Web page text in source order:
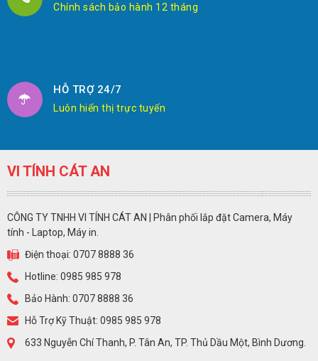
Chính sách bảo hành 12 tháng
HỖ TRỢ 24/7
Luôn hiển thị trực tuyến
VI TÍNH CÁT AN
CÔNG TY TNHH VI TÍNH CÁT AN | Phân phối lắp đặt Camera, Máy
tính - Laptop, Máy in.
Điện thoại: 0707 8888 36
Hotline: 0985 985 978
Bảo Hành: 0707 8888 36
Hỗ Trợ Kỹ Thuật: 0985 985 978
633 Nguyễn Chí Thanh, P. Tân An, TP. Thủ Dầu Một, Bình Dương.